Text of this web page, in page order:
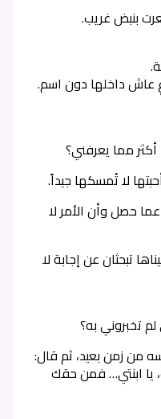
بنبض غريب.
عاش داخلها دون اسم.
مما يعرفني؟
لا تُمسكها جيداً.
حصل وأن الأمر لا
تبحثان عن إجابة لا
تخبروني به؟
من زمن بعيد، ثم قال:
يا ابنتي… فمن حقك